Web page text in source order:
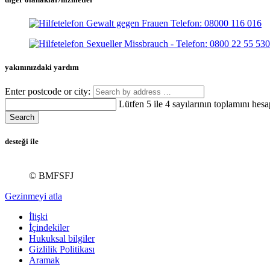
yakınınızdaki yardım
Enter postcode or city:
Lütfen 5 ile 4 sayılarının toplamını
Search
desteği ile
© BMFSFJ
Gezinmeyi atla
İlişki
İçindekiler
Hukuksal bilgiler
Gizlilik Politikası
Aramak